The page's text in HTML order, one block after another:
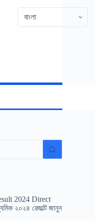
2024 Direct
২০২৪ রেজাল্ট জানুন